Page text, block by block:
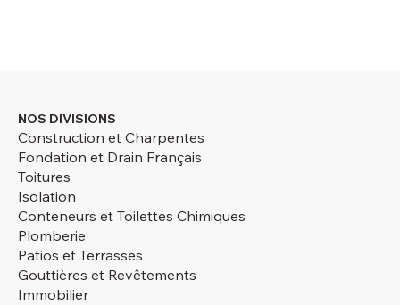
NOS DIVISIONS
Construction et Charpentes
Fondation et Drain Français
Toitures
Isolation
Conteneurs et Toilettes Chimiques
Plomberie
Patios et Terrasses
Gouttières et Revêtements
Immobilier